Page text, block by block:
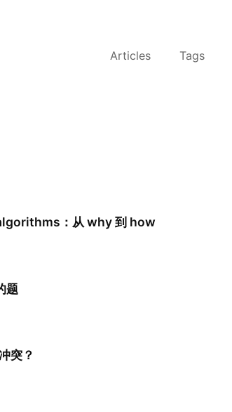
Articles Tags
：从 why 到 how
题
突？